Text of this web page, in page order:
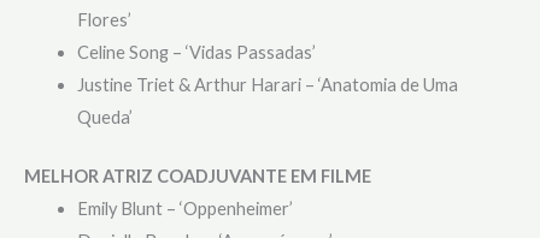
Flores’
Celine Song – ‘Vidas Passadas’
Justine Triet & Arthur Harari – ‘Anatomia de Uma
Queda’
MELHOR ATRIZ COADJUVANTE EM FILME
Emily Blunt – ‘Oppenheimer’